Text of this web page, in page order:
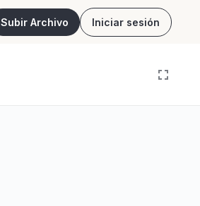
Subir Archivo Iniciar sesión